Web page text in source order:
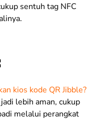
sentuh tag NFC
kios kode QR Jibble?
lebih aman, cukup
melalui perangkat